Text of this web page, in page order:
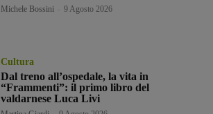
Michele Bossini 9 Agosto 2026
Cultura
Dal treno all’ospedale, la vita in
“Frammenti”: il primo libro del
valdarnese Luca Livi